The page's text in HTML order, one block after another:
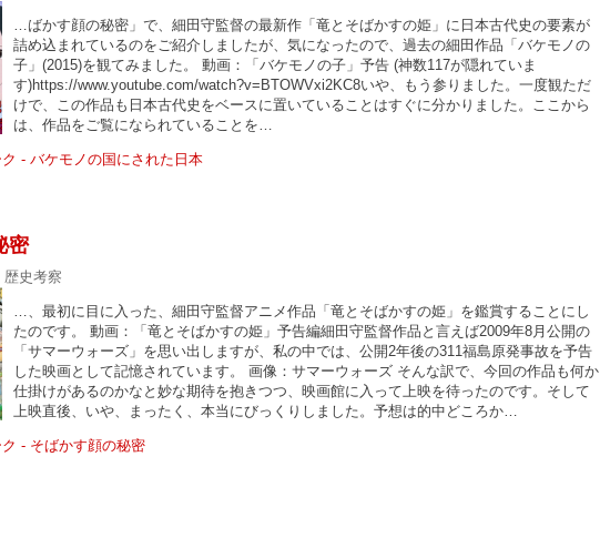
…ばかす顔の秘密」で、細田守監督の最新作「竜とそばかすの姫」に日本古代史の要素が
詰め込まれているのをご紹介しましたが、気になったので、過去の細田作品「バケモノの
子」(2015)を観てみました。 動画：「バケモノの子」予告 (神数117が隠れていま
す)https://www.youtube.com/watch?v=BTOWVxi2KC8いや、もう参りました。一度観ただ
けで、この作品も日本古代史をベースに置いていることはすぐに分かりました。ここから
は、作品をご覧になられていることを…
密
歴史考察
…、最初に目に入った、細田守監督アニメ作品「竜とそばかすの姫」を鑑賞することにし
たのです。 動画：「竜とそばかすの姫」予告編細田守監督作品と言えば2009年8月公開の
「サマーウォーズ」を思い出しますが、私の中では、公開2年後の311福島原発事故を予告
した映画として記憶されています。 画像：サマーウォーズ そんな訳で、今回の作品も何か
仕掛けがあるのかなと妙な期待を抱きつつ、映画館に入って上映を待ったのです。そして
上映直後、いや、まったく、本当にびっくりしました。予想は的中どころか…